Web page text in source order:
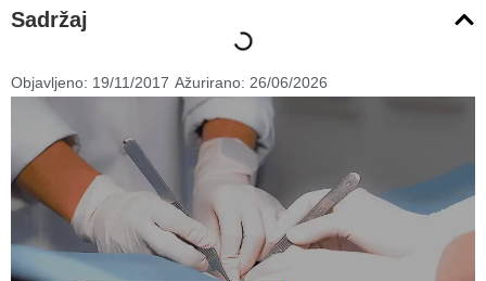
Sadržaj
Objavljeno: 19/11/2017 Ažurirano: 26/06/2026